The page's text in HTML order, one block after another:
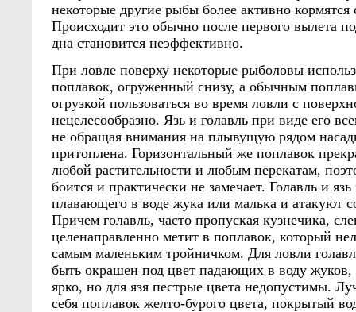
некоторые другие рыбы более активно кормятся
Происходит это обычно после первого вылета
дна становится неэффективно.
При ловле поверху некоторые рыболовы
поплавок, огруженный снизу, а обычным
огрузкой пользоваться во время ловли с
нецелесообразно. Язь и голавль при виде его
не обращая внимания на плывущую рядом
притоплена. Горизонтальный же поплавок
любой растительности и любым перекатам,
боится и практически не замечает. Голавль и
плавающего в воде жука или малька и атакуют
Причем голавль, часто пропуская кузнечика,
целенаправленно метит в поплавок, который
самым маленьким тройничком. Для ловли
быть окрашен под цвет падающих в воду жуков,
ярко, но для язя пестрые цвета недопустимы.
себя поплавок желто-бурого цвета, покрытый